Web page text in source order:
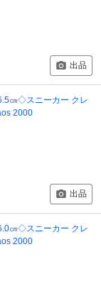
出品
㎝◇スニーカー クレ
2000
出品
㎝◇スニーカー クレ
2000